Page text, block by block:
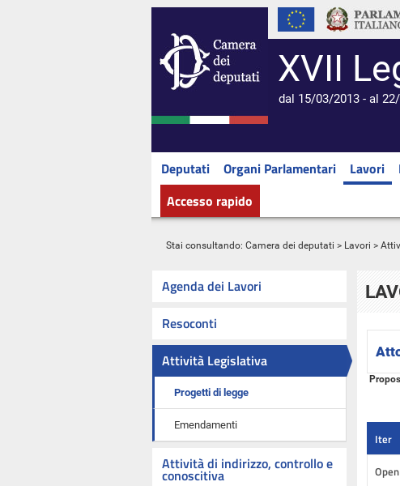
XVII
dal 15/03/2013 - al
Deputati Organi Parlamentari Lavori
Accesso rapido
Stai consultando: Camera dei deputati > Lavori >
Agenda dei Lavori
Resoconti
Attività Legislativa
Progetti di legge
Emendamenti
Attività di indirizzo, controllo e
conoscitiva
Iter